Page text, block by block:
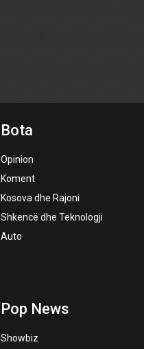
Bota
Opinion
Koment
Kosova dhe Rajoni
Shkencë dhe Teknologji
Auto
Pop News
Showbiz